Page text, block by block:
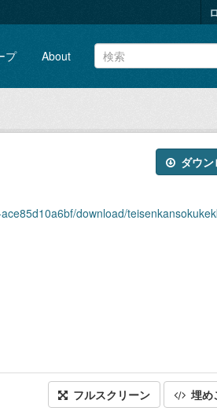
プ About
ダウ
download/teisenkansokukekkaomote2022-
フルスクリーン 埋め